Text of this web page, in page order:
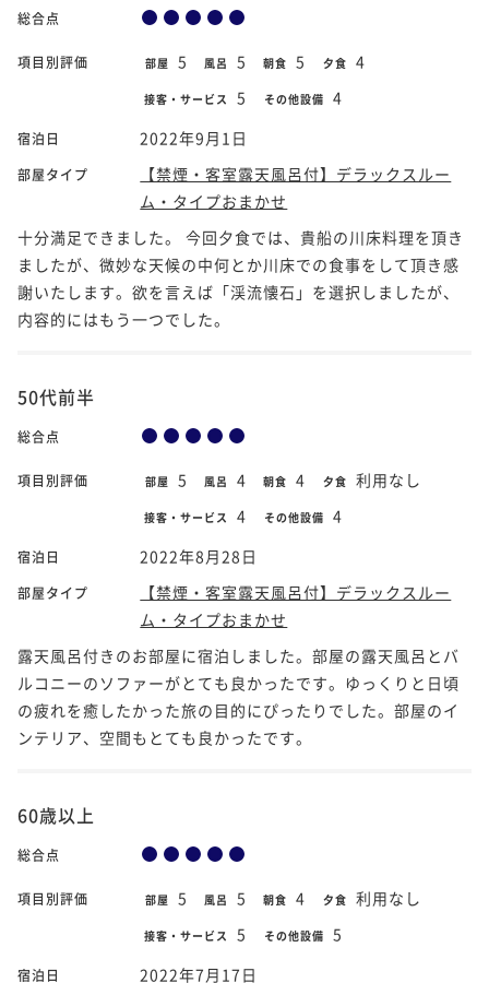
総合点
項目別評価 部屋 5 風呂 5 朝食 5 夕食 4
接客・サービス 5 その他設備 4
宿泊日 2022年9月1日
部屋タイプ
【禁煙・客室露天風呂付】デラックスルー
ム・タイプおまかせ
十分満足できました。 今回夕食では、貴船の川床料理を頂き
ましたが、微妙な天候の中何とか川床での食事をして頂き感
謝いたします。欲を言えば「渓流懐石」を選択しましたが、
内容的にはもう一つでした。
50代前半
総合点
項目別評価 部屋 5 風呂 4 朝食 4 夕食 利用なし
接客・サービス 4 その他設備 4
宿泊日 2022年8月28日
部屋タイプ
【禁煙・客室露天風呂付】デラックスルー
ム・タイプおまかせ
露天風呂付きのお部屋に宿泊しました。部屋の露天風呂とバ
ルコニーのソファーがとても良かったです。ゆっくりと日頃
の疲れを癒したかった旅の目的にぴったりでした。部屋のイ
ンテリア、空間もとても良かったです。
60歳以上
総合点
項目別評価 部屋 5 風呂 5 朝食 4 夕食 利用なし
接客・サービス 5 その他設備 5
宿泊日 2022年7月17日